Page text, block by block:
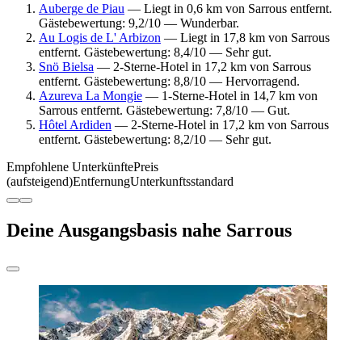
Auberge de Piau — Liegt in 0,6 km von Sarrous entfernt.
Gästebewertung: 9,2/10 — Wunderbar.
Au Logis de L' Arbizon — Liegt in 17,8 km von Sarrous
entfernt. Gästebewertung: 8,4/10 — Sehr gut.
Snö Bielsa — 2-Sterne-Hotel in 17,2 km von Sarrous
entfernt. Gästebewertung: 8,8/10 — Hervorragend.
Azureva La Mongie — 1-Sterne-Hotel in 14,7 km von
Sarrous entfernt. Gästebewertung: 7,8/10 — Gut.
Hôtel Ardiden — 2-Sterne-Hotel in 17,2 km von Sarrous
entfernt. Gästebewertung: 8,2/10 — Sehr gut.
Empfohlene UnterkünftePreis
(aufsteigend)EntfernungUnterkunftsstandard
Deine Ausgangsbasis nahe Sarrous